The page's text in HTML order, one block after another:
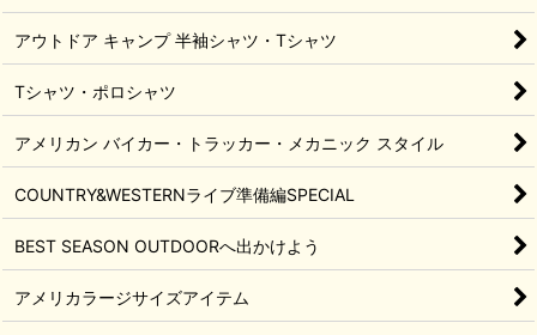
アウトドア キャンプ 半袖シャツ・Tシャツ
Tシャツ・ポロシャツ
アメリカン バイカー・トラッカー・メカニック スタイル
COUNTRY&WESTERNライブ準備編SPECIAL
BEST SEASON OUTDOORへ出かけよう
アメリカラージサイズアイテム